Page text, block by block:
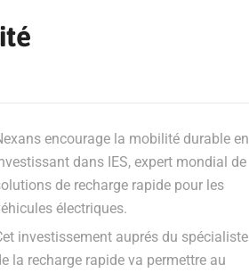
encourage la mobilité durable en
dans IES, expert mondial de
de recharge rapide pour les
électriques.
investissement auprés du spécialiste
la recharge rapide va permettre au